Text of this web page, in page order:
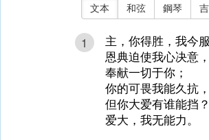
文本 和弦 鋼琴
1
主，你得胜，我今
恩典迫使我心决意，
奉献一切于你；
你的可畏我能久抗，
但你大爱有谁能挡？
爱大，我无能力。